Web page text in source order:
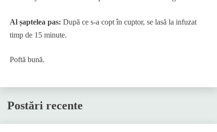
Al șaptelea pas: După ce s-a copt în cuptor, se lasă la infuzat
timp de 15 minute.
Poftă bună.
Postări recente